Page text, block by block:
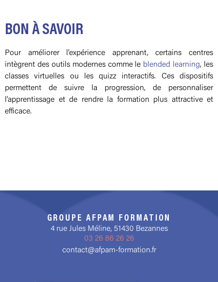
BON À SAVOIR
Pour améliorer l’expérience apprenant, certains centres
intègrent des outils modernes comme le blended learning, les
classes virtuelles ou les quizz interactifs. Ces dispositifs
permettent de suivre la progression, de personnaliser
l’apprentissage et de rendre la formation plus attractive et
efficace.
GROUPE AFPAM FORMATION
4 rue Jules Méline, 51430 Bezannes
03 26 86 26 26
contact@afpam-formation.fr